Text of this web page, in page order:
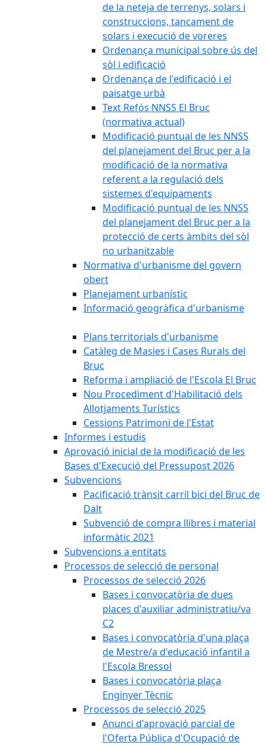
de la neteja de terrenys, solars i
construccions, tancament de
solars i execució de voreres
Ordenança municipal sobre ús del
sòl i edificació
Ordenança de l'edificació i el
paisatge urbà
Text Refós NNSS El Bruc
(normativa actual)
Modificació puntual de les NNSS
del planejament del Bruc per a la
modificació de la normativa
referent a la regulació dels
sistemes d'equipaments
Modificació puntual de les NNSS
del planejament del Bruc per a la
protecció de certs àmbits del sòl
no urbanitzable
Normativa d'urbanisme del govern
obert
Planejament urbanístic
Informació geogràfica d'urbanisme
Plans territorials d'urbanisme
Catàleg de Masies i Cases Rurals del
Bruc
Reforma i ampliació de l'Escola El Bruc
Nou Procediment d'Habilitació dels
Allotjaments Turístics
Cessions Patrimoni de l'Estat
Informes i estudis
Aprovació inicial de la modificació de les
Bases d'Execució del Pressupost 2026
Subvencions
Pacificació trànsit carril bici del Bruc de
Dalt
Subvenció de compra llibres i material
informàtic 2021
Subvencions a entitats
Processos de selecció de personal
Processos de selecció 2026
Bases i convocatòria de dues
places d'auxiliar administratiu/va
C2
Bases i convocatòria d'una plaça
de Mestre/a d'educació infantil a
l'Escola Bressol
Bases i convocatòria plaça
Enginyer Tècnic
Processos de selecció 2025
Anunci d'aprovació parcial de
l'Oferta Pública d'Ocupació de